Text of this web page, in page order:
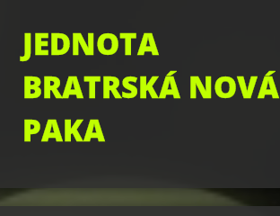
JEDNOTA
BRATRSKÁ NOVÁ
PAKA